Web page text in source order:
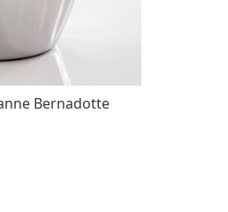
Bernadotte